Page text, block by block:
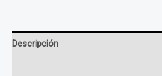
Descripción